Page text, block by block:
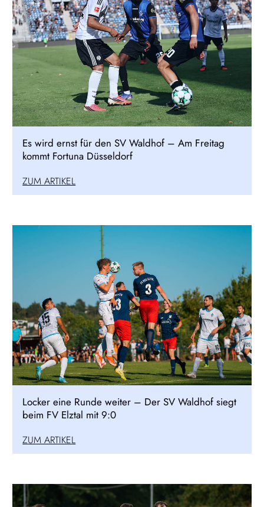
Es wird ernst für den SV Waldhof – Am Freitag
kommt Fortuna Düsseldorf
ZUM ARTIKEL
Locker eine Runde weiter – Der SV Waldhof siegt
beim FV Elztal mit 9:0
ZUM ARTIKEL